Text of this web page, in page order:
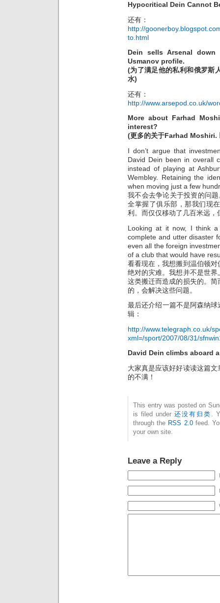
Hypocritical Dein Cannot
还有：
http://
to.html
Dein sells Arsenal
Usmanov profile.
(为了满足他的私利和俄罗斯
水)
还有：
http://www.arsepod.co.uk/
More about Farhad
interest?
(更多的关于Farhad Moshiri.
I don’t argue that
David Dein been in overall
instead of playing at
Wembley. Retaining the
when moving just a few
我不会去争论关于投资的问
全掌握了俱乐部，那我们现
利。而仅仅移动了几百米远
Looking at it now, I think
complete and utter disaster
even all the foreign
of a club that would have
看看现在，我想搬到温伯顿
绝对的灾难。我想并不是世
这类搬迁而造成的损失的。
的，会解决这些问题。
最后还介绍一篇不是阿森纳
辑：
http://www.telegraph.co.uk/
xml=/sport/2007/08/31/
David Dein climbs aboard a
大家真是应该好好读读这篇
的不满！
This entry was posted on
is filed under 还没有归类
.
through the RSS 2.0feed.
your own site.
Leave a Reply